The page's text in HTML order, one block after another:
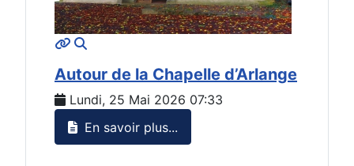
MOD_JTCS_VIEW_ARTICLE_LINK
Autour de la Chapelle d’Arlange
Lundi, 25 Mai 2026 07:33
En savoir plus...